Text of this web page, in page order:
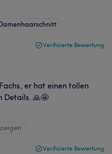
Verifizierte Bewertung
er hat einen tollen
Details. 🙏🤩
Verifizierte Bewertung